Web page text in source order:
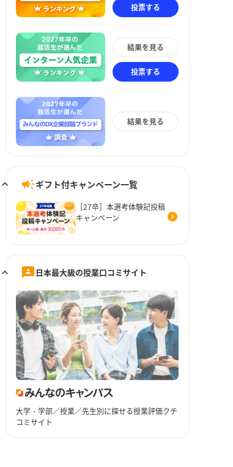
投票する
結果を見る
投票する
結果を見る
ギフト付キャンペーン一覧
［27卒］本選考体験記投稿
キャンペーン
日本最大級の授業口コミサイト
大学・学部／授業／先生別に探せる授業評価クチ
コミサイト